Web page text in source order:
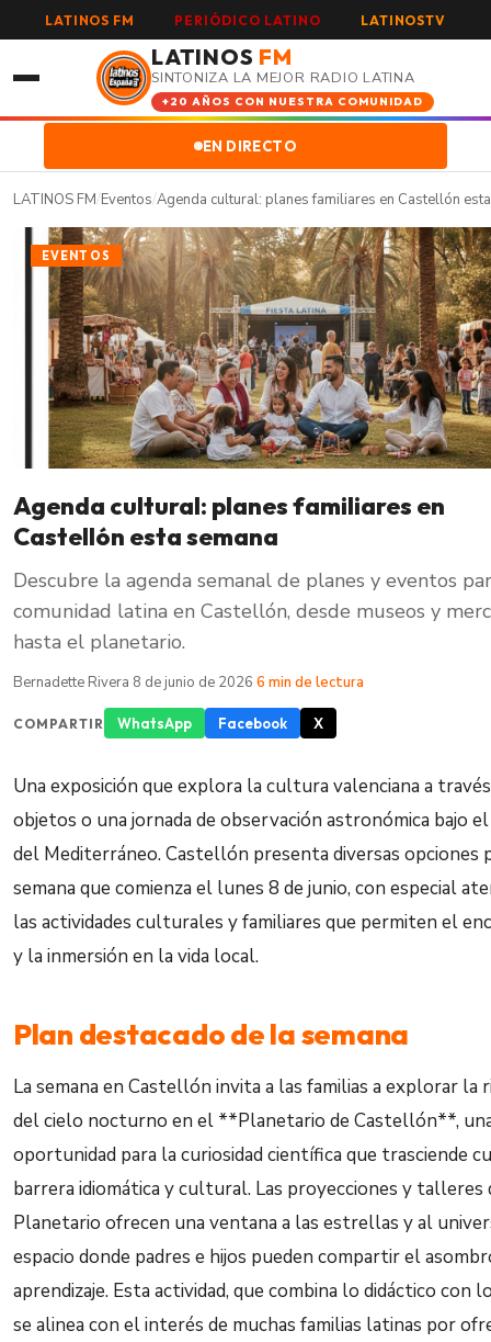
LATINOS FM PERIÓDICO LATINO LATINOSTV
LATINOS FM
SINTONIZA LA MEJOR RADIO LATINA
+20 AÑOS CON NUESTRA COMUNIDAD
EN DIRECTO
LATINOS FM/Eventos/Agenda cultural: planes familiares en Castellón
EVENTOS
Agenda cultural: planes familiares en
Castellón esta semana
Descubre la agenda semanal de planes y eventos
comunidad latina en Castellón, desde museos y
hasta el planetario.
Bernadette Rivera·8 de junio de 2026·6 min de lectura
COMPARTIR WhatsApp Facebook X
Una exposición que explora la cultura valenciana a
objetos o una jornada de observación astronómica bajo
del Mediterráneo. Castellón presenta diversas opciones
semana que comienza el lunes 8 de junio, con especial
las actividades culturales y familiares que permiten el
y la inmersión en la vida local.
Plan destacado de la semana
La semana en Castellón invita a las familias a explorar la
del cielo nocturno en el **Planetario de Castellón**,
oportunidad para la curiosidad científica que trasciende
barrera idiomática y cultural. Las proyecciones y talleres
Planetario ofrecen una ventana a las estrellas y al
espacio donde padres e hijos pueden compartir el
aprendizaje. Esta actividad, que combina lo didáctico con
se alinea con el interés de muchas familias latinas por